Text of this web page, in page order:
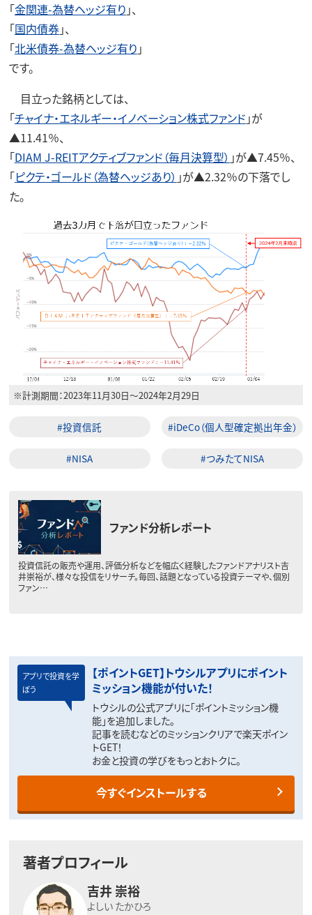
「金関連-為替ヘッジ有り 」、
「国内債券」、
「北米債券-為替ヘッジ有り 」
です。
目立った銘柄としては、
「チャイナ・エネルギー・イノベーション株式ファンド 」が
▲11.41％、
「DIAM J-REITアクティブファンド（毎月決算型） 」が▲7.45％、
「ピクテ・ゴールド（為替ヘッジあり） 」が▲2.32％の下落でし
た。
※計測期間：2023年11月30日～2024年2月29日
#投資信託 #iDeCo（個人型確定拠出年金）
#NISA #つみたてNISA
ファンド分析レポート
投資信託の販売や運用、評価分析などを幅広く経験したファンドアナリスト吉
井崇裕が、様々な投信をリサーチ。毎回、話題となっている投資テーマや、個別
ファン…
アプリで投資を学
ぼう
【ポイントGET】トウシルアプリにポイント
ミッション機能が付いた！
トウシルの公式アプリに「ポイントミッション機
能」を追加しました。
記事を読むなどのミッションクリアで楽天ポイン
トGET！
お金と投資の学びをもっとおトクに。
今すぐインストールする
著者プロフィール
吉井 崇裕
よしい たかひろ